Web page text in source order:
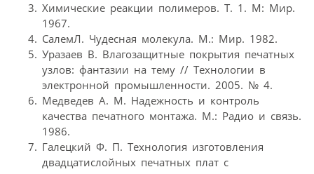
Химические реакции полимеров. Т. 1. М: Мир.
1967.
СалемЛ. Чудесная молекула. М.: Мир. 1982.
Уразаев В. Влагозащитные покрытия печатных
узлов: фантазии на тему // Технологии в
электронной промышленности. 2005. № 4.
Медведев А. М. Надежность и контроль
качества печатного монтажа. М.: Радио и связь.
1986.
Галецкий Ф. П. Технология изготовления
двадцатислойных печатных плат с